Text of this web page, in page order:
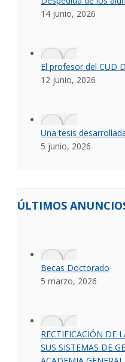
14 junio, 2026
El profesor del CUD
12 junio, 2026
Una tesis
5 junio, 2026
ÚLTIMOS
Becas Doctorado
5 marzo, 2026
RECTIFICACIÓN DE
SUS SISTEMAS DE